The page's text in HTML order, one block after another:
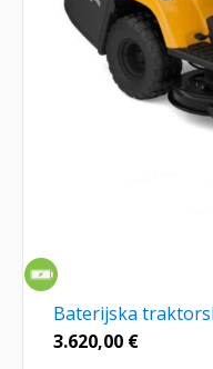
Baterijska
3.620,00 €